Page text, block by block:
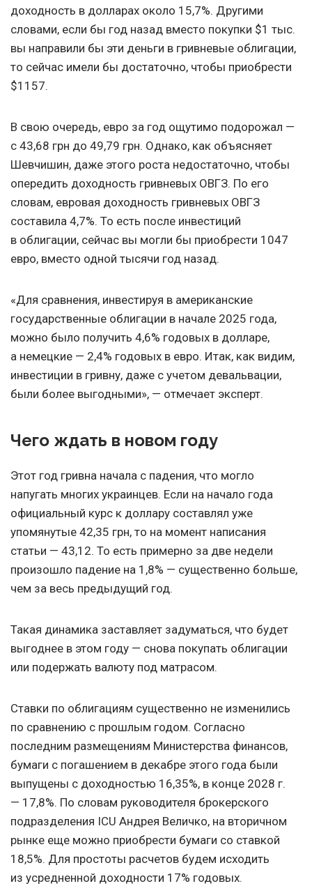
доходность в долларах около 15,7%. Другими
словами, если бы год назад вместо покупки $1 тыс.
вы направили бы эти деньги в гривневые облигации,
то сейчас имели бы достаточно, чтобы приобрести
$1157.
В свою очередь, евро за год ощутимо подорожал —
с 43,68 грн до 49,79 грн. Однако, как объясняет
Шевчишин, даже этого роста недостаточно, чтобы
опередить доходность гривневых ОВГЗ. По его
словам, евровая доходность гривневых ОВГЗ
составила 4,7%. То есть после инвестиций
в облигации, сейчас вы могли бы приобрести 1047
евро, вместо одной тысячи год назад.
«Для сравнения, инвестируя в американские
государственные облигации в начале 2025 года,
можно было получить 4,6% годовых в долларе,
а немецкие — 2,4% годовых в евро. Итак, как видим,
инвестиции в гривну, даже с учетом девальвации,
были более выгодными», — отмечает эксперт.
Чего ждать в новом году
Этот год гривна начала с падения, что могло
напугать многих украинцев. Если на начало года
официальный курс к доллару составлял уже
упомянутые 42,35 грн, то на момент написания
статьи — 43,12. То есть примерно за две недели
произошло падение на 1,8% — существенно больше,
чем за весь предыдущий год.
Такая динамика заставляет задуматься, что будет
выгоднее в этом году — снова покупать облигации
или подержать валюту под матрасом.
Ставки по облигациям существенно не изменились
по сравнению с прошлым годом. Согласно
последним размещениям Министерства финансов,
бумаги с погашением в декабре этого года были
выпущены с доходностью 16,35%, в конце 2028 г.
— 17,8%. По словам руководителя брокерского
подразделения ICU Андрея Величко, на вторичном
рынке еще можно приобрести бумаги со ставкой
18,5%. Для простоты расчетов будем исходить
из усредненной доходности 17% годовых.